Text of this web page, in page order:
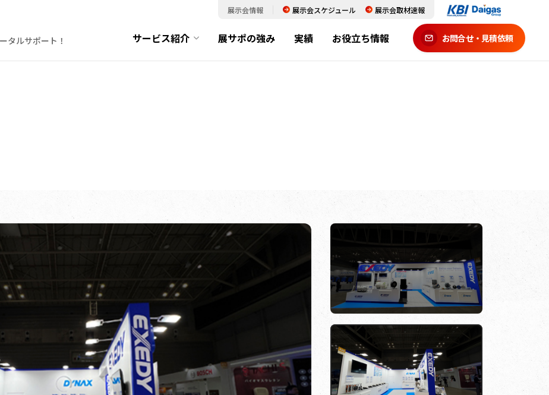
タルサポート！ サービス紹介 展サポの強み 実績 お役立ち情報
展示会情報 展示会スケジュール 展示会取材速報
お問合せ・見積依頼